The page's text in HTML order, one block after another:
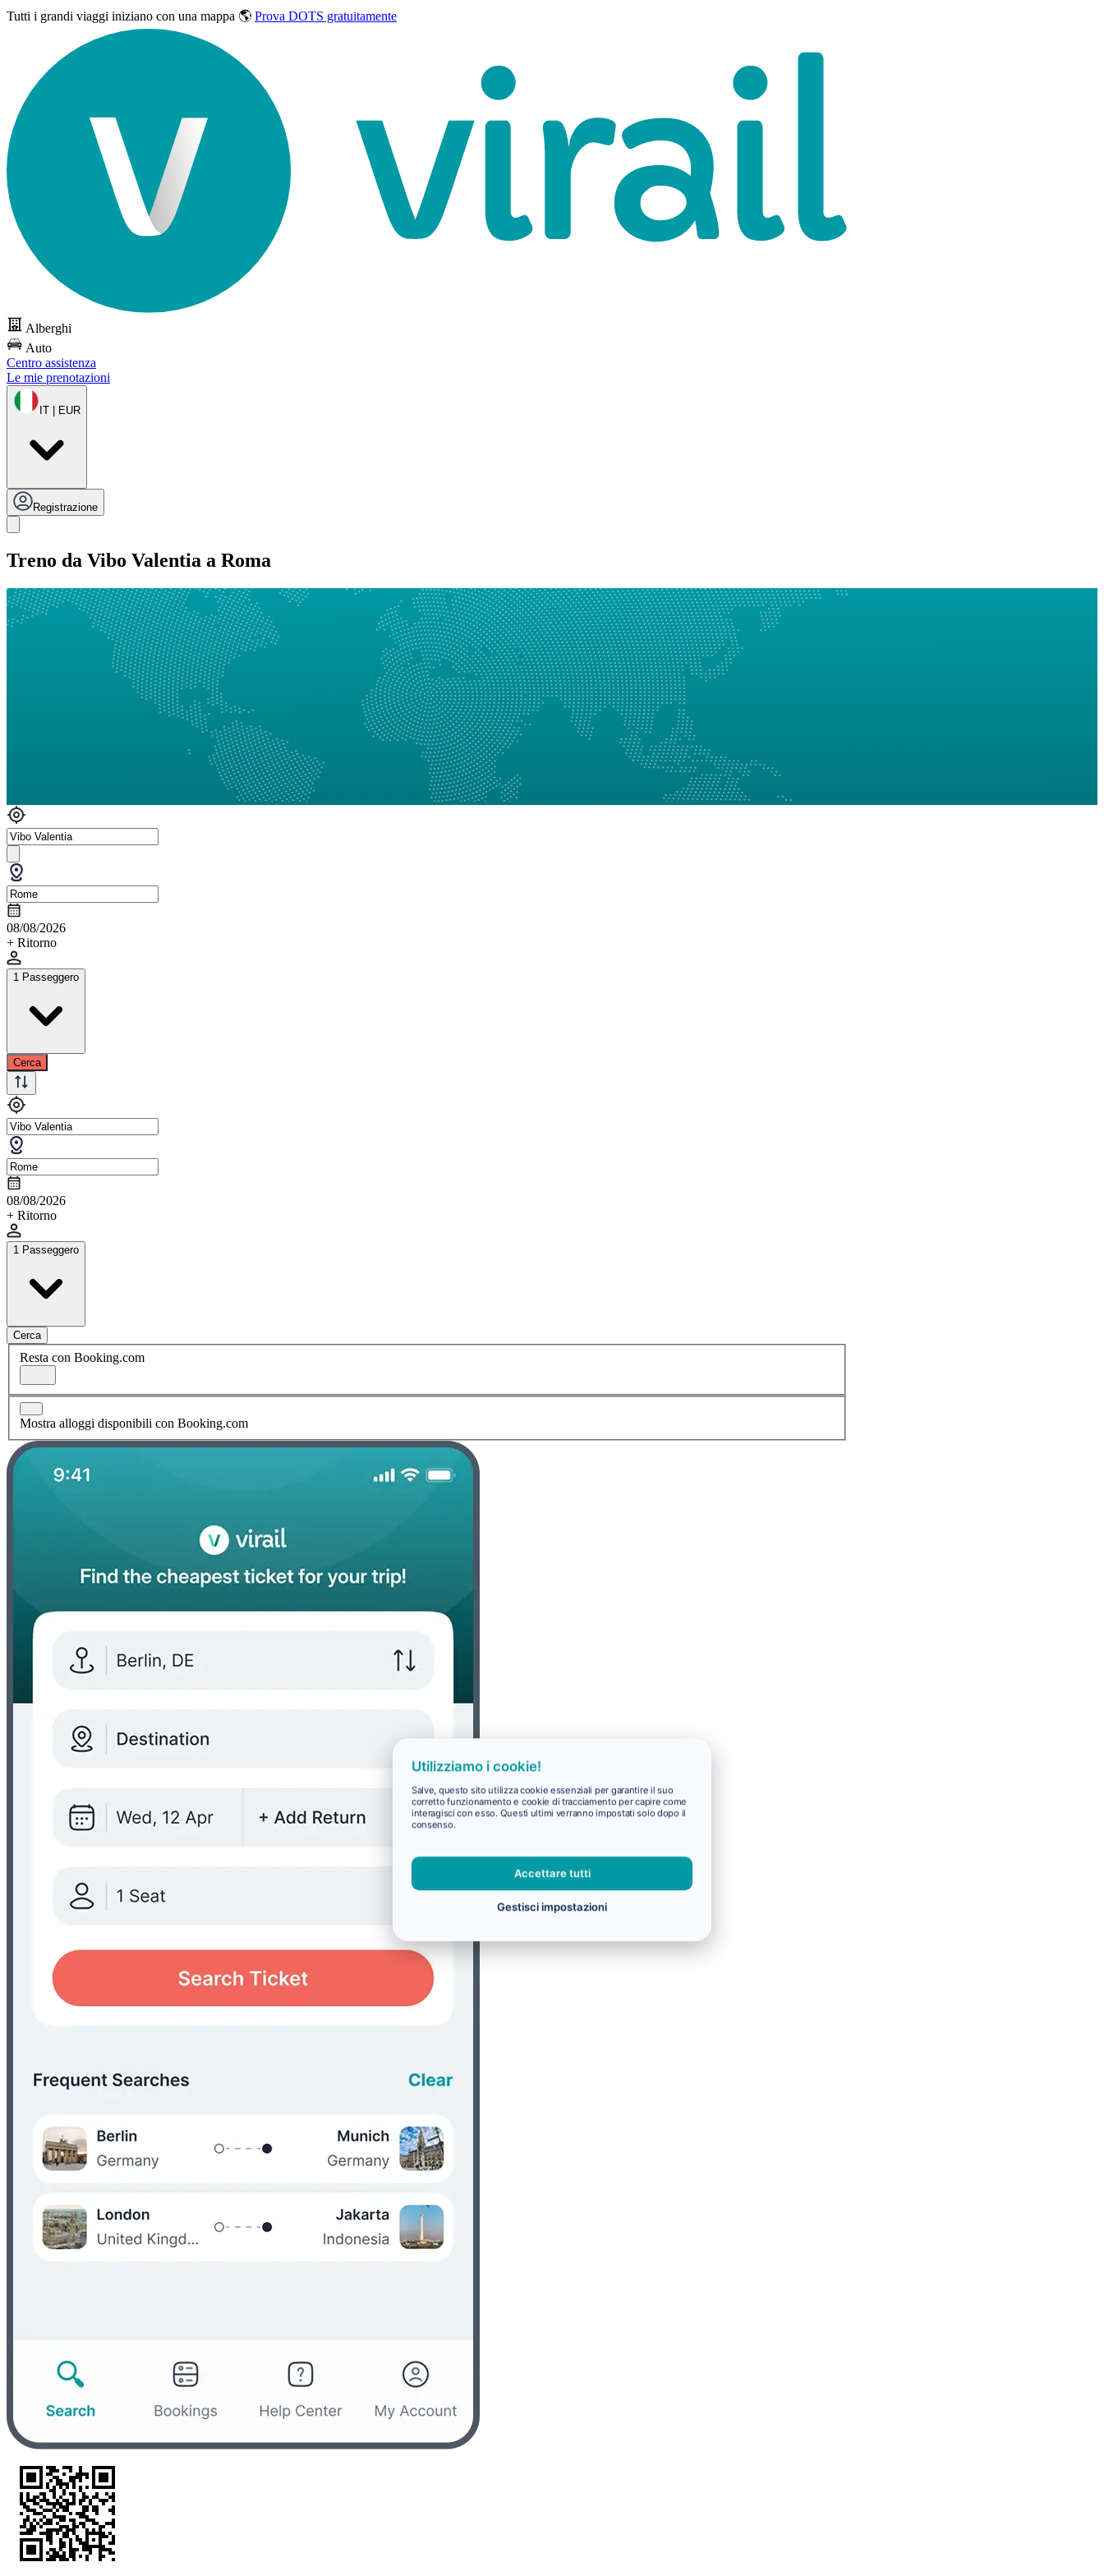
Tutti i grandi viaggi iniziano con una mappa 🌎 Prova DOTS gratuitamente
Alberghi
Auto
Centro assistenza
Le mie prenotazioni
IT | EUR
Registrazione
Treno da Vibo Valentia a Roma
08/08/2026
+ Ritorno
1 Passeggero
Cerca
08/08/2026
+ Ritorno
1 Passeggero
Cerca
Resta con Booking.com
Mostra alloggi disponibili con Booking.com
Utilizziamo i cookie!
Salve, questo sito utilizza cookie essenziali per garantire il suo
corretto funzionamento e cookie di tracciamento per capire come
interagisci con esso. Questi ultimi verranno impostati solo dopo il
consenso.
Accettare tutti
Gestisci impostazioni